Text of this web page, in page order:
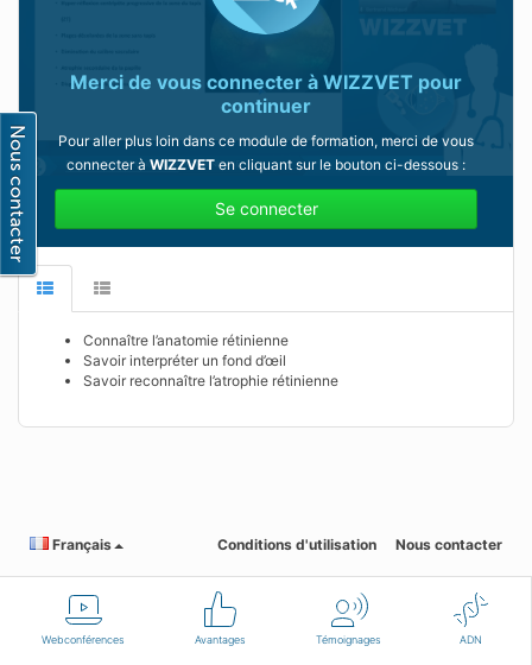
Webconférences Avantages Témoignages ADN
Merci de vous connecter à WIZZVET pour
continuer
Pour aller plus loin dans ce module de formation, merci de vous
connecter à WIZZVET en cliquant sur le bouton ci-dessous :
Se connecter
Connaître l’anatomie rétinienne
Savoir interpréter un fond d’œil
Savoir reconnaître l’atrophie rétinienne
Français Conditions d'utilisation Nous contacter